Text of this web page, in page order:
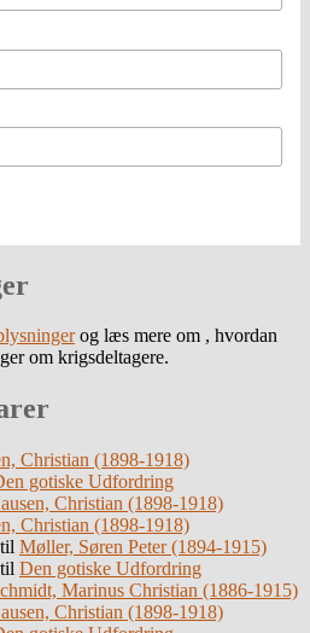
og læs mere om , hvordan
om krigsdeltagere.
Christian (1898-1918)
gotiske Udfordring
Christian (1898-1918)
Christian (1898-1918)
til Møller, Søren Peter (1894-1915)
til Den gotiske Udfordring
Marinus Christian (1886-1915)
Christian (1898-1918)